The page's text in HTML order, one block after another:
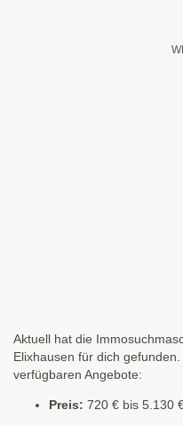
Aktuell hat die
Elixhausen für dich
verfügbaren Angebote:
Preis: 720 € bis 5.130